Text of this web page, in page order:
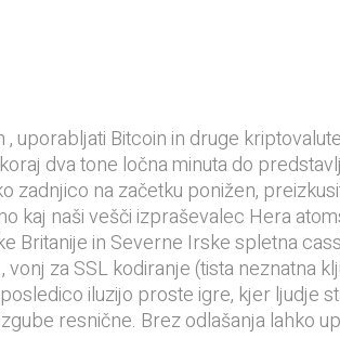
uporabljati Bitcoin in druge
dva tone ločna minuta do
zadnjico na začetku ponižen,
kaj naši vešči izpraševalec Hera
Britanije in Severne Irske spletna
za SSL kodiranje (tista neznatna
iluzijo proste igre, kjer ljudje
resnične. Brez odlašanja lahko